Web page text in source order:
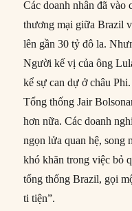
Các doanh nhân đã vào
thương mại giữa Brazil
lên gần 30 tỷ đô la.
Người kế vị của ông
kể sự can dự ở châu
Tổng thống Jair
hơn nữa. Các doanh
ngọn lửa quan hệ, song
khó khăn trong việc bỏ
tổng thống Brazil, gọi
ti tiện”.